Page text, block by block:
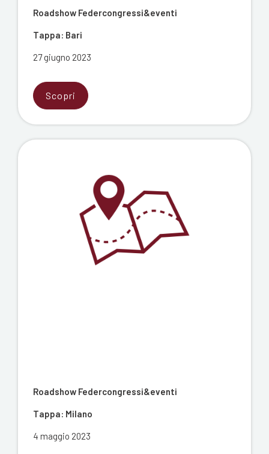
Roadshow Federcongressi&eventi
Tappa: Bari
27 giugno 2023
Scopri
Roadshow Federcongressi&eventi
Tappa: Milano
4 maggio 2023